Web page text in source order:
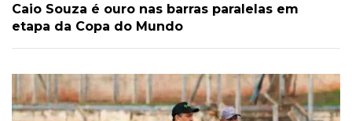
Caio Souza é ouro nas barras paralelas em
etapa da Copa do Mundo